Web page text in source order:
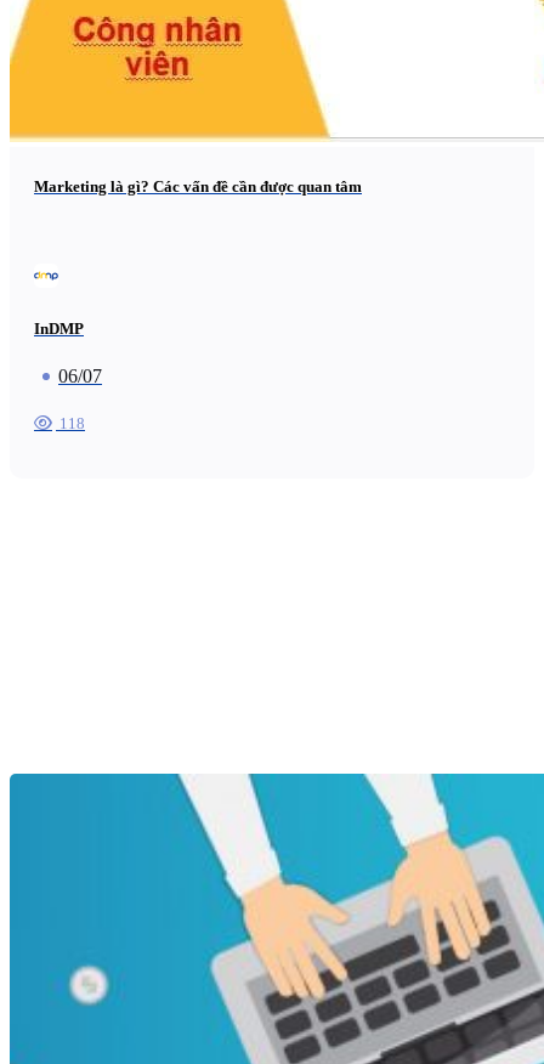
Marketing là gì? Các vấn đề cần được quan tâm
InDMP
06/07
118